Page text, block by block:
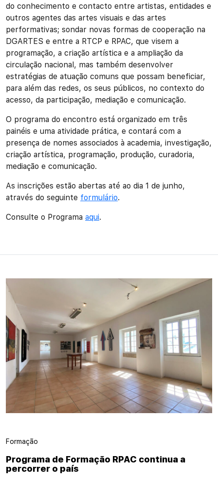
do conhecimento e contacto entre artistas, entidades e
outros agentes das artes visuais e das artes
performativas; sondar novas formas de cooperação na
DGARTES e entre a RTCP e RPAC, que visem a
programação, a criação artística e a ampliação da
circulação nacional, mas também desenvolver
estratégias de atuação comuns que possam beneficiar,
para além das redes, os seus públicos, no contexto do
acesso, da participação, mediação e comunicação.
O programa do encontro está organizado em três
painéis e uma atividade prática, e contará com a
presença de nomes associados à academia, investigação,
criação artística, programação, produção, curadoria,
mediação e comunicação.
As inscrições estão abertas até ao dia 1 de junho,
através do seguinte formulário.
Consulte o Programa aqui.
Formação
Programa de Formação RPAC continua a
percorrer o país